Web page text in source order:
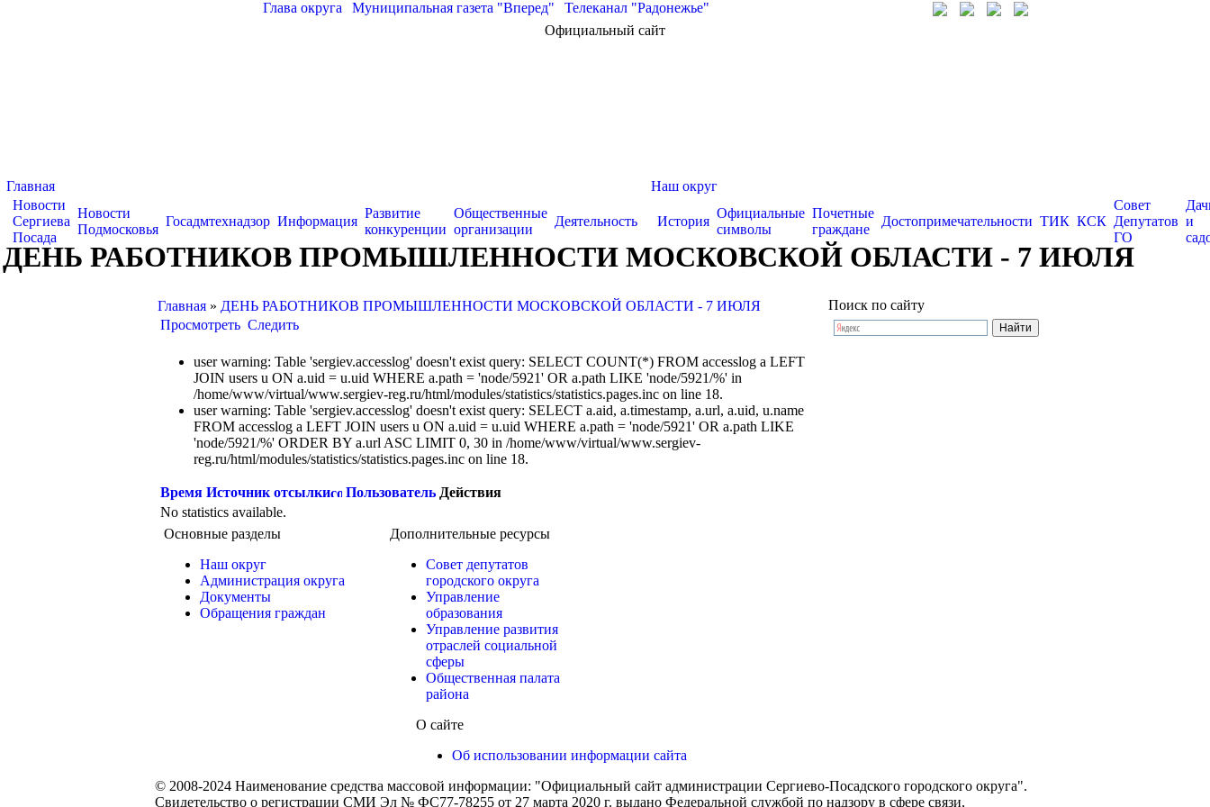
Глава округа Муниципальная газета "Вперед"
Телеканал "Радонежье"
Официальный сайт
Главная
Новости
Сергиева
Посада
Новости
Подмосковья
Госадмтехнадзор Информация
Развитие
конкуренции
Общественные
организации
Деятельность
Наш округ
История
Официальные
символы
Почетные
граждане
Достопримечательности ТИК КСК
Совет
Депутатов
ГО
и
ДЕНЬ РАБОТНИКОВ ПРОМЫШЛЕННОСТИ МОСКОВСКОЙ ОБЛАСТИ - 7 ИЮЛЯ
Главная » ДЕНЬ РАБОТНИКОВ ПРОМЫШЛЕННОСТИ МОСКОВСКОЙ ОБЛАСТИ - 7 ИЮЛЯ
Просмотреть Следить
user warning: Table 'sergiev.accesslog' doesn't exist query: SELECT COUNT(*) FROM accesslog a LEFT
JOIN users u ON a.uid = u.uid WHERE a.path = 'node/5921' OR a.path LIKE 'node/5921/%' in
/home/www/virtual/www.sergiev-reg.ru/html/modules/statistics/statistics.pages.inc on line 18.
user warning: Table 'sergiev.accesslog' doesn't exist query: SELECT a.aid, a.timestamp, a.url, a.uid, u.name
FROM accesslog a LEFT JOIN users u ON a.uid = u.uid WHERE a.path = 'node/5921' OR a.path LIKE
'node/5921/%' ORDER BY a.url ASC LIMIT 0, 30 in /home/www/virtual/www.sergiev-
reg.ru/html/modules/statistics/statistics.pages.inc on line 18.
Время Источник отсылки Пользователь Действия
No statistics available.
Поиск по сайту
Основные разделы
Наш округ
Администрация округа
Документы
Обращения граждан
Дополнительные ресурсы
Совет депутатов
городского округа
Управление
образования
Управление развития
отраслей социальной
сферы
Общественная палата
района
О сайте
Об использовании информации сайта
© 2008-2024 Наименование средства массовой информации: "Официальный сайт администрации Сергиево-Посадского городского округа".
Свидетельство о регистрации СМИ Эл № ФС77-78255 от 27 марта 2020 г. выдано Федеральной службой по надзору в сфере связи,